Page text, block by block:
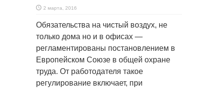
2 марта, 2016
Обязательства на чистый воздух, не
только дома но и в офисах —
регламентированы постановлением в
Европейском Союзе в общей охране
труда. От работодателя такое
регулирование включает, при